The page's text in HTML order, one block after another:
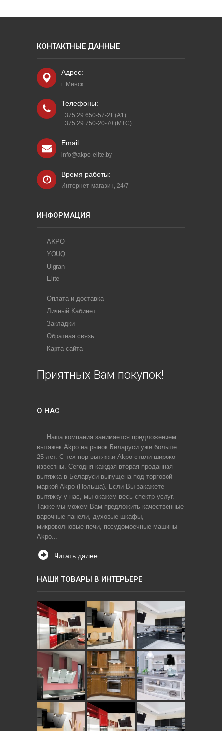
КОНТАКТНЫЕ ДАННЫЕ
Адрес:
г. Минск
Телефоны:
+375 29 650-57-21 (A1)
+375 29 750-20-70 (МТС)
Email:
info@akpo-elite.by
Время работы:
Интернет-магазин, 24/7
ИНФОРМАЦИЯ
AKPO
YOUQ
Ulgran
Elite
Оплата и доставка
Личный Кабинет
Закладки
Обратная связь
Карта сайта
Приятных Вам покупок!
О НАС
Наша компания занимается предложением
вытяжек Akpo на рынок Беларуси уже больше
25 лет. С тех пор вытяжки Akpo стали широко
известны. Сегодня каждая вторая проданная
вытяжка в Беларуси выпущена под торговой
маркой Akpo (Польша). Если Вы закажете
вытяжку у нас, мы окажем весь спектр услуг.
Также мы можем Вам предложить качественные
варочные панели, духовые шкафы,
микроволновые печи, посудомоечные машины
Akpo...
Читать далее
НАШИ ТОВАРЫ В ИНТЕРЬЕРЕ